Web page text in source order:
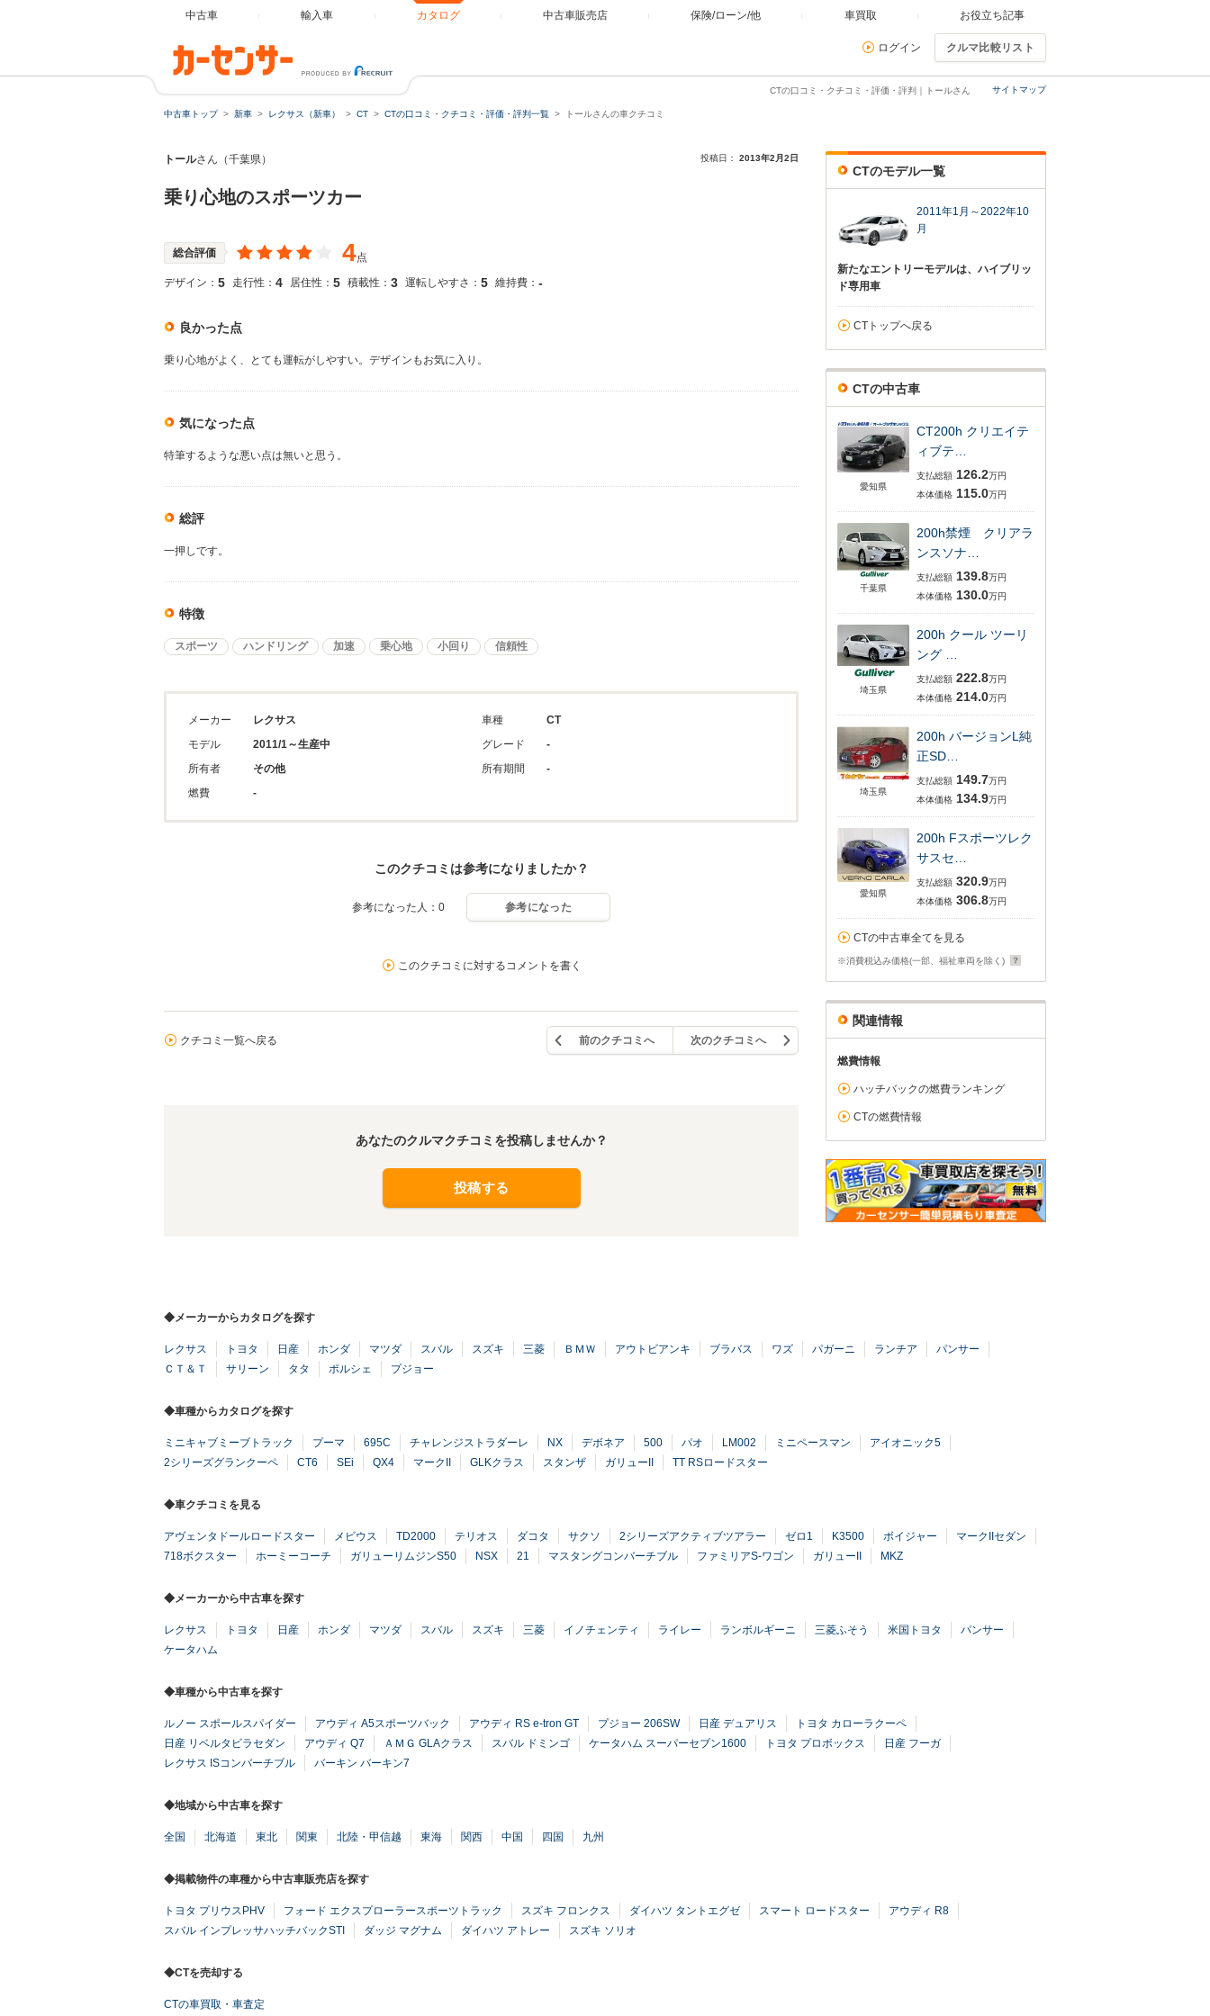
中古車 輸入車 カタログ 中古車販売店 保険/ローン/他 車買取 お役立ち記事
ログイン クルマ比較リスト
サイトマップ
CTの口コミ・クチコミ・評価・評判｜トールさん
中古車トップ 新車 レクサス（新車） CT CTの口コミ・クチコミ・評価・評判一覧 トールさんの車クチコミ
トールさん（千葉県） 投稿日： 2013年2月2日
乗り心地のスポーツカー
総合評価 4点
デザイン： 5 走行性： 4 居住性： 5 積載性： 3 運転しやすさ： 5 維持費： -
良かった点
乗り心地がよく、とても運転がしやすい。デザインもお気に入り。
気になった点
特筆するような悪い点は無いと思う。
総評
一押しです。
特徴
スポーツ ハンドリング 加速 乗心地 小回り 信頼性
メーカー
レクサス
モデル
2011/1～生産中
所有者
その他
燃費
-
車種
CT
グレード
-
所有期間
-
このクチコミは参考になりましたか？
参考になった人：0 参考になった
このクチコミに対するコメントを書く
クチコミ一覧へ戻る 前のクチコミへ 次のクチコミへ
あなたのクルマクチコミを投稿しませんか？
投稿する
CTのモデル一覧
2011年1月～2022年10
月
新たなエントリーモデルは、ハイブリッ
ド専用車
CTトップへ戻る
CTの中古車
愛知県
CT200h クリエイテ
ィブテ…
支払総額 126.2万円
本体価格 115.0万円
千葉県
200h禁煙 クリアラ
ンスソナ…
支払総額 139.8万円
本体価格 130.0万円
埼玉県
200h クール ツーリ
ング …
支払総額 222.8万円
本体価格 214.0万円
埼玉県
200h バージョンL純
正SD…
支払総額 149.7万円
本体価格 134.9万円
愛知県
200h Fスポーツレク
サスセ…
支払総額 320.9万円
本体価格 306.8万円
CTの中古車全てを見る
※消費税込み価格(一部、福祉車両を除く)
関連情報
燃費情報
ハッチバックの燃費ランキング
CTの燃費情報
◆メーカーからカタログを探す
レクサス トヨタ 日産 ホンダ マツダ スバル スズキ 三菱 ＢＭＷ アウトビアンキ ブラバス ワズ パガーニ ランチア
パンサー
ＣＴ＆Ｔ
サリーン タタ ポルシェ プジョー
◆車種からカタログを探す
ミニキャブミーブトラック プーマ 695C チャレンジストラダーレ NX デボネア 500 パオ LM002 ミニペースマン
アイオニック5
2シリーズグランクーペ
CT6 SEi QX4 マークII GLKクラス スタンザ ガリューII TT RSロードスター
◆車クチコミを見る
アヴェンタドールロードスター メビウス TD2000 テリオス ダコタ サクソ 2シリーズアクティブツアラー ゼロ1 K3500 ボイジャー
マークIIセダン
718ボクスター
ホーミーコーチ ガリューリムジンS50 NSX 21 マスタングコンバーチブル ファミリアS-ワゴン ガリューII MKZ
◆メーカーから中古車を探す
レクサス トヨタ 日産 ホンダ マツダ スバル スズキ 三菱 イノチェンティ ライレー ランボルギーニ 三菱ふそう 米国トヨタ
パンサー
ケータハム
◆車種から中古車を探す
ルノー スポールスパイダー アウディ A5スポーツバック アウディ RS e-tron GT プジョー 206SW 日産 デュアリス
トヨタ カローラクーペ
日産 リベルタビラセダン
アウディ Q7 ＡＭＧ GLAクラス スバル ドミンゴ ケータハム スーパーセブン1600 トヨタ プロボックス
日産 フーガ
レクサス ISコンバーチブル
バーキン バーキン7
◆地域から中古車を探す
全国 北海道 東北 関東 北陸・甲信越 東海 関西 中国 四国 九州
◆掲載物件の車種から中古車販売店を探す
トヨタ プリウスPHV フォード エクスプローラースポーツトラック スズキ フロンクス ダイハツ タントエグゼ スマート ロードスター
アウディ R8
スバル インプレッサハッチバックSTI
ダッジ マグナム ダイハツ アトレー スズキ ソリオ
◆CTを売却する
CTの車買取・車査定